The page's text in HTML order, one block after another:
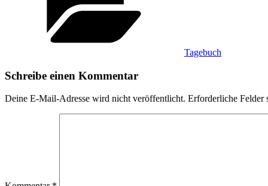
Tagebuch
Schreibe einen Kommentar
Deine E-Mail-Adresse wird nicht veröffentlicht. Erforderliche Felder